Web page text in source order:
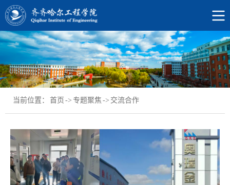
当前位置： 首页 -> 专题聚焦 -> 交流合作